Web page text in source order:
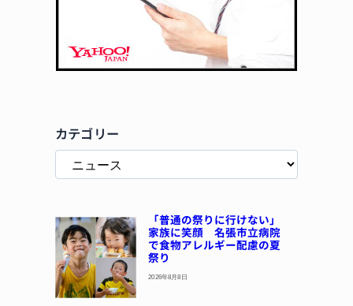
カテゴリー
「普通の祭りに行けない」
家族に笑顔 名張市立病院
で食物アレルギー配慮の夏
祭り
2026年8月8日